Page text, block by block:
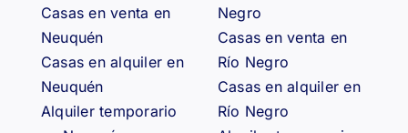
Casas en venta en
Neuquén
Casas en alquiler en
Neuquén
Alquiler temporario
Negro
Casas en venta en
Río Negro
Casas en alquiler en
Río Negro